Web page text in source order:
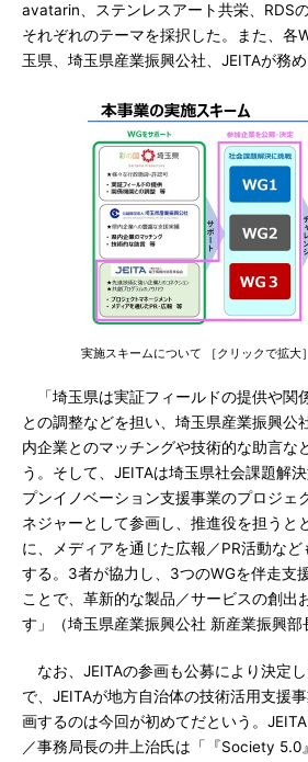
avatarin、ステンレスアート共栄、RDS
それぞれのテーマを採択した。また、各
玉県、埼玉県産業振興公社、JEITAが務め
実施スキームについて ［クリックで拡大］
「埼玉県は実証フィールドの提供や関
との調整などを担い、埼玉県産業振興公
内企業とのマッチングや技術的な助言な
う。そして、JEITAは埼玉県社会課題解
プンイノベーション支援事業のプロジェ
ネジャーとして参画し、推進役を担うと
に、メディアを通じた広報／PR活動など
する。3者が協力し、3つのWGを伴走支
ことで、革新的な製品／サービスの創出
す」（埼玉県産業振興公社 新産業振興部
なお、JEITAの参画も公募により決定
で、JEITAが地方自治体の技術活用支援
画するのは今回が初めてだという。
／事務局長の井上治氏は「『Society 5.0